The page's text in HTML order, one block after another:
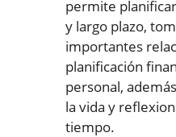
permite
y largo plazo,
importantes
planificación
personal,
la vida y
tiempo.